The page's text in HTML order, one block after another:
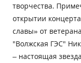
творчества.
открытии
славы» от
"Волжская ГЭС"
– настоящая